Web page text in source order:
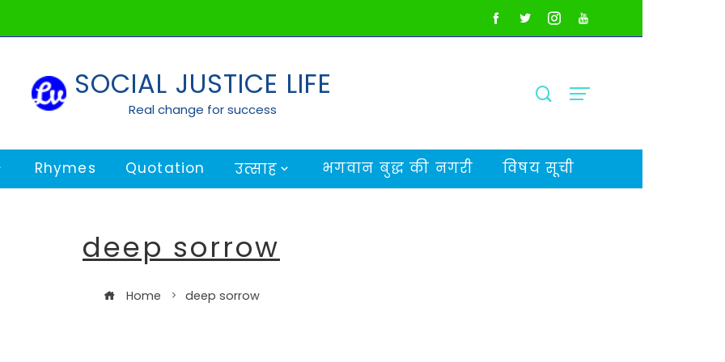
SOCIAL JUSTICE LIFE
Real change for success
Rhymes Quotation उत्साह भगवान बुद्ध की नगरी विषय सूची
deep sorrow
Home deep sorrow